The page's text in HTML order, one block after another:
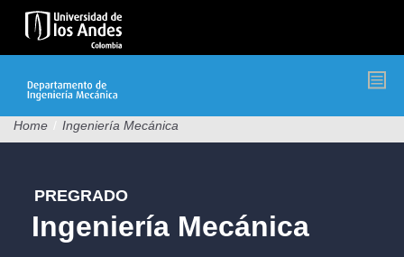
Pasar
contenido
Home / Ingeniería Mecánica
PREGRADO
Ingeniería Mecánica